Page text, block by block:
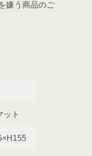
嫌う商品のご
ット